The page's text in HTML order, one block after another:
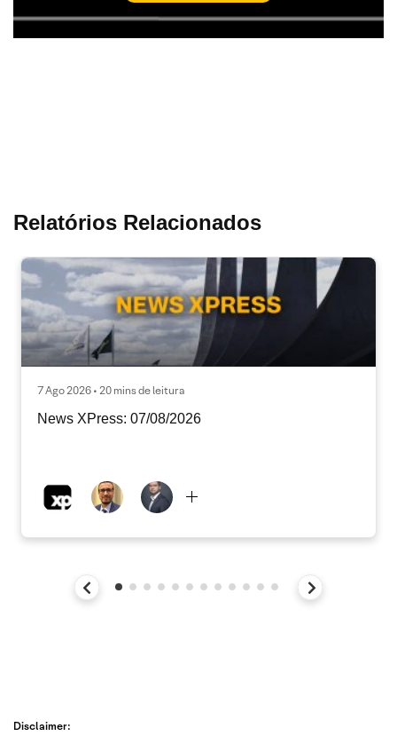
Relatórios Relacionados
7 Ago 2026 • 20 mins de leitura
News XPress: 07/08/2026
Disclaimer: